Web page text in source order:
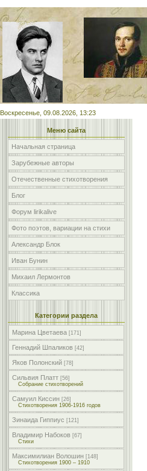
Воскресенье, 09.08.2026, 13:23
Меню сайта
Начальная страница
Зарубежные авторы
Отечественные стихотворения
Блог
Форум lirikalive
Фото поэтов, вариации на стихи
Александр Блок
Иван Бунин
Михаил Лермонтов
Классика
Категории раздела
Марина Цветаева [171]
Геннадий Шпаликов [42]
Яков Полонский [78]
Сильвия Платт [56]
Собрание стихотворений
Самуил Киссин [26]
Стихотворения 1906-1916 годов
Зинаида Гиппиус [121]
Владимир Набоков [67]
Стихи
Максимилиан Волошин [148]
Стихотворения 1900 – 1910